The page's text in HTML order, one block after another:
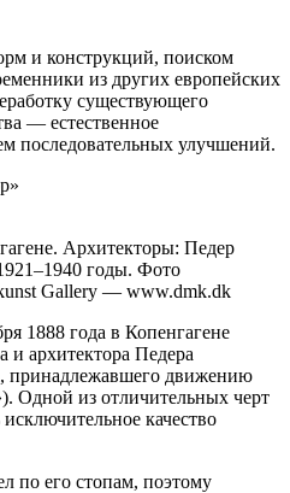
и конструкций, поиском
из других европейских
существующего
— естественное
последовательных улучшений.
Архитекторы: Педер
годы. Фото
Gallery — www.dmk.dk
1888 года в Копенгагене
и архитектора Педера
принадлежавшего движению
Одной из отличительных черт
качество
по его стопам, поэтому